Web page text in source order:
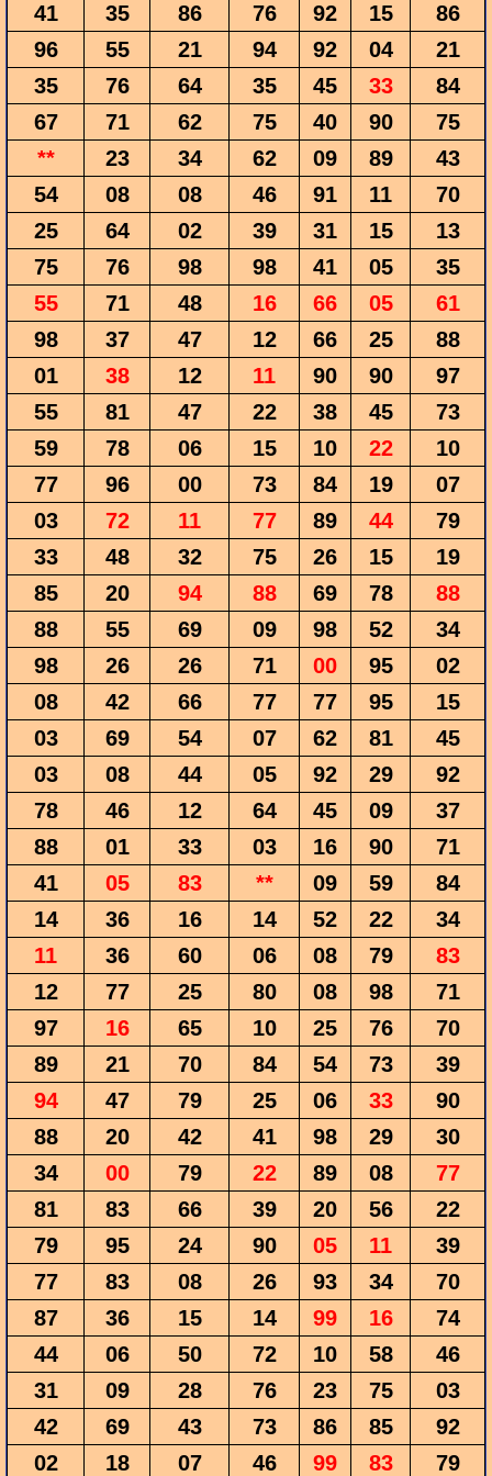
41
35 86 76 92 15
86
96
55 21 94 92 04
21
35
76 64 35 45 33
84
67
71 62 75 40 90
75
**
23 34 62 09 89
43
54
08 08 46 91 11
70
25
64 02 39 31 15
13
75
76 98 98 41 05
35
55
71 48 16 66 05
61
98
37 47 12 66 25
88
01
38 12 11 90 90
97
55
81 47 22 38 45
73
59
78 06 15 10 22
10
77
96 00 73 84 19
07
03
72 11 77 89 44
79
33
48 32 75 26 15
19
85
20 94 88 69 78
88
88
55 69 09 98 52
34
98
26 26 71 00 95
02
08
42 66 77 77 95
15
03
69 54 07 62 81
45
03
08 44 05 92 29
92
78
46 12 64 45 09
37
88
01 33 03 16 90
71
41
05 83 ** 09 59
84
14
36 16 14 52 22
34
11
36 60 06 08 79
83
12
77 25 80 08 98
71
97
16 65 10 25 76
70
89
21 70 84 54 73
39
94
47 79 25 06 33
90
88
20 42 41 98 29
30
34
00 79 22 89 08
77
81
83 66 39 20 56
22
79
95 24 90 05 11
39
77
83 08 26 93 34
70
87
36 15 14 99 16
74
44
06 50 72 10 58
46
31
09 28 76 23 75
03
42
69 43 73 86 85
92
02
18 07 46 99 83
79